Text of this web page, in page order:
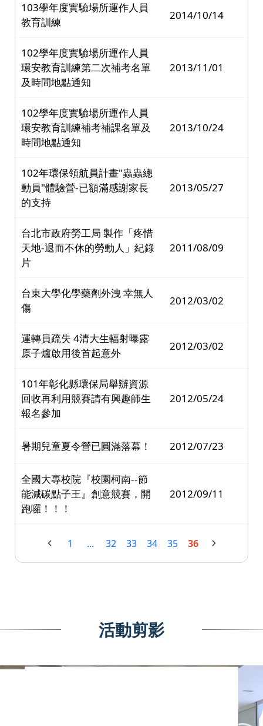
103學年度實驗場所運作人員
教育訓練
2014/10/14
102學年度實驗場所運作人員
環安教育訓練第二次補考名單
及時間地點通知
2013/11/01
102學年度實驗場所運作人員
環安教育訓練補考補課名單及
時間地點通知
2013/10/24
102年環保領航員計畫"蟲蟲總
動員"體驗營-已額滿感謝家長
的支持
2013/05/27
台北市政府勞工局 製作「疼惜
天地-退而不休的勞動人」紀錄
片
2011/08/09
台東大學化學藥劑外洩 幸無人
傷
2012/03/02
運轉員疏失 4清大生輻射曝露
原子爐啟用後首起意外
2012/03/02
101年彰化縣環保局舉辦資源
回收再利用競賽請有興趣師生
報名參加
2012/05/24
暑期兒童夏令營已圓滿落幕！ 2012/07/23
全國大專校院『校園柯南--節
能減碳點子王』創意競賽，開
跑囉！！！
2012/09/11
1 ... 32 33 34 35 36
活動剪影